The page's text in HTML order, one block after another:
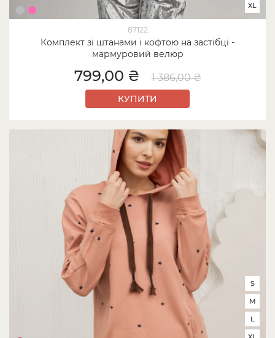
87122
Комплект зі штанами і кофтою на застібці -
мармуровий велюр
XL
799,00 ₴ 1 386,00 ₴
КУПИТИ
S
M
L